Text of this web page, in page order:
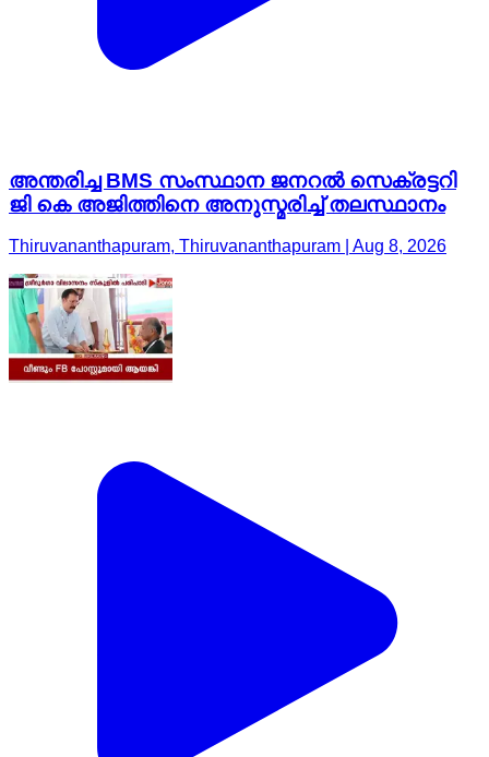
അന്തരിച്ച BMS സംസ്ഥാന ജനറൽ സെക്രട്ടറി
ജി കെ അജിത്തിനെ അനുസ്മരിച്ച് തലസ്ഥാനം
Thiruvananthapuram, Thiruvananthapuram | Aug 8, 2026